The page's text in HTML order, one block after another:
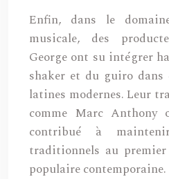
Enfin, dans le
musicale, des
George ont su intégrer
shaker et du guiro dans
latines modernes. Leur
comme Marc Anthony
contribué à
traditionnels au
populaire contemporaine.